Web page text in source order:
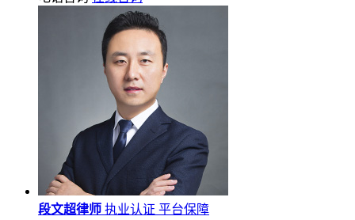
段文超律师 执业认证 平台保障